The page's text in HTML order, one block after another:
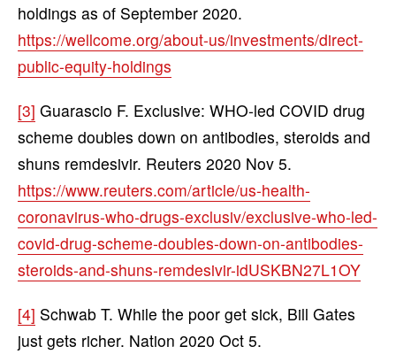
holdings as of September 2020.
https://wellcome.org/about-us/investments/direct-
public-equity-holdings
[3] Guarascio F. Exclusive: WHO-led COVID drug
scheme doubles down on antibodies, steroids and
shuns remdesivir. Reuters 2020 Nov 5.
https://www.reuters.com/article/us-health-
coronavirus-who-drugs-exclusiv/exclusive-who-led-
covid-drug-scheme-doubles-down-on-antibodies-
steroids-and-shuns-remdesivir-idUSKBN27L1OY
[4] Schwab T. While the poor get sick, Bill Gates
just gets richer. Nation 2020 Oct 5.